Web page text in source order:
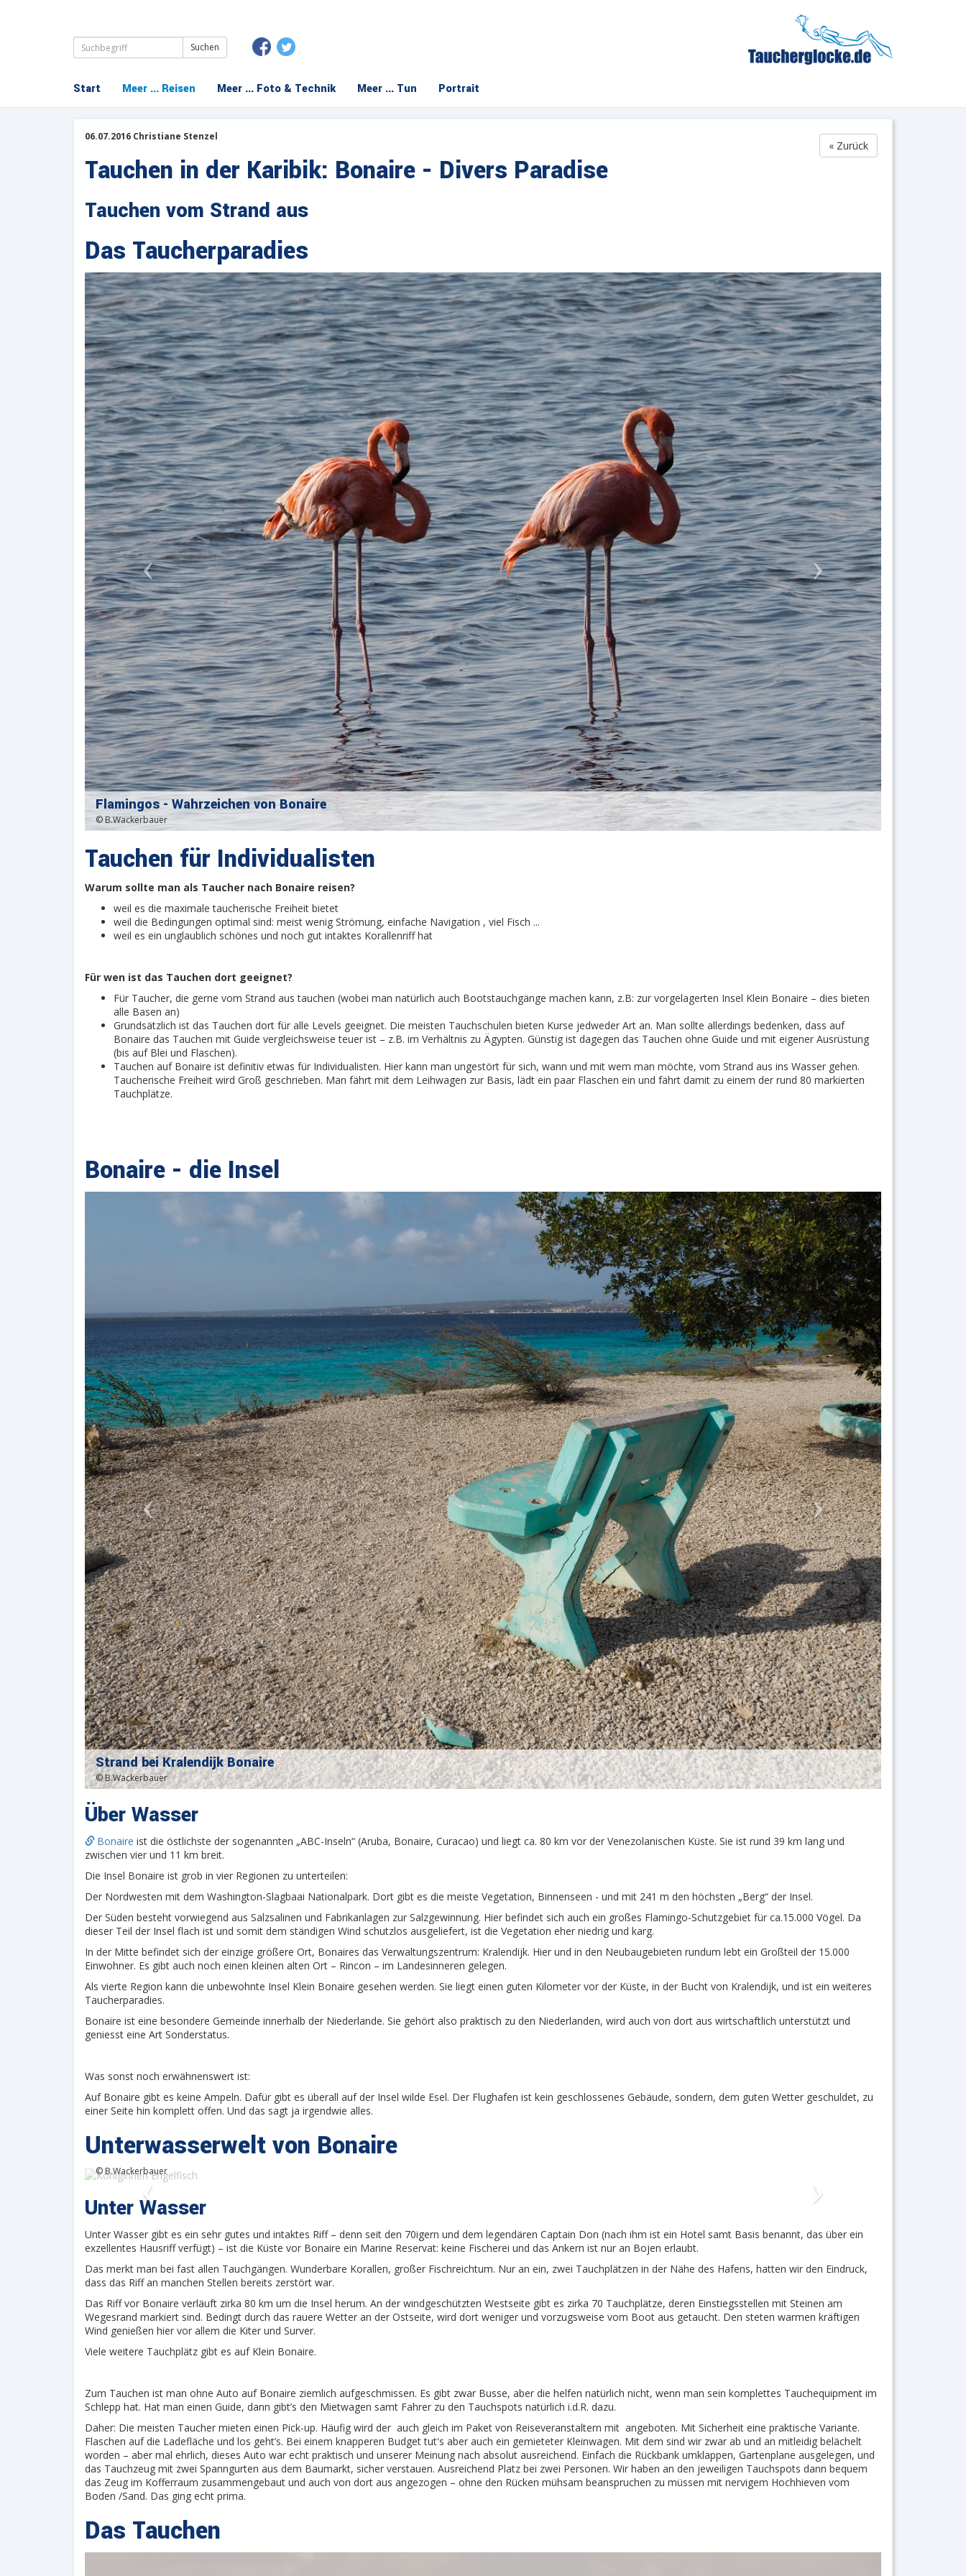
Suchbegriffe
überspringen
Start Meer ... Reisen Meer ... Foto & Technik Meer ... Tun Portrait
« Zurück
06.07.2016 Christiane Stenzel
Tauchen in der Karibik: Bonaire - Divers Paradise
Tauchen vom Strand aus
Das Taucherparadies
Flamingos - Wahrzeichen von Bonaire
© B.Wackerbauer
Tauchen für Individualisten
Warum sollte man als Taucher nach Bonaire reisen?
weil es die maximale taucherische Freiheit bietet
weil die Bedingungen optimal sind: meist wenig Strömung, einfache Navigation , viel Fisch ...
weil es ein unglaublich schönes und noch gut intaktes Korallenriff hat
Für wen ist das Tauchen dort geeignet?
Für Taucher, die gerne vom Strand aus tauchen (wobei man natürlich auch Bootstauchgänge machen kann, z.B: zur vorgelagerten Insel Klein Bonaire – dies bieten
alle Basen an)
Grundsätzlich ist das Tauchen dort für alle Levels geeignet. Die meisten Tauchschulen bieten Kurse jedweder Art an. Man sollte allerdings bedenken, dass auf
Bonaire das Tauchen mit Guide vergleichsweise teuer ist – z.B. im Verhältnis zu Ägypten. Günstig ist dagegen das Tauchen ohne Guide und mit eigener Ausrüstung
(bis auf Blei und Flaschen).
Tauchen auf Bonaire ist definitiv etwas für Individualisten. Hier kann man ungestört für sich, wann und mit wem man möchte, vom Strand aus ins Wasser gehen.
Taucherische Freiheit wird Groß geschrieben. Man fährt mit dem Leihwagen zur Basis, lädt ein paar Flaschen ein und fährt damit zu einem der rund 80 markierten
Tauchplätze.
Bonaire - die Insel
Strand bei Kralendijk Bonaire
© B.Wackerbauer
Über Wasser
Bonaire ist die östlichste der sogenannten „ABC-Inseln“ (Aruba, Bonaire, Curacao) und liegt ca. 80 km vor der Venezolanischen Küste. Sie ist rund 39 km lang und
zwischen vier und 11 km breit.
Die Insel Bonaire ist grob in vier Regionen zu unterteilen:
Der Nordwesten mit dem Washington-Slagbaai Nationalpark. Dort gibt es die meiste Vegetation, Binnenseen - und mit 241 m den höchsten „Berg“ der Insel.
Der Süden besteht vorwiegend aus Salzsalinen und Fabrikanlagen zur Salzgewinnung. Hier befindet sich auch ein großes Flamingo-Schutzgebiet für ca.15.000 Vögel. Da
dieser Teil der Insel flach ist und somit dem ständigen Wind schutzlos ausgeliefert, ist die Vegetation eher niedrig und karg.
In der Mitte befindet sich der einzige größere Ort, Bonaires das Verwaltungszentrum: Kralendijk. Hier und in den Neubaugebieten rundum lebt ein Großteil der 15.000
Einwohner. Es gibt auch noch einen kleinen alten Ort – Rincon – im Landesinneren gelegen.
Als vierte Region kann die unbewohnte Insel Klein Bonaire gesehen werden. Sie liegt einen guten Kilometer vor der Küste, in der Bucht von Kralendijk, und ist ein weiteres
Taucherparadies.
Bonaire ist eine besondere Gemeinde innerhalb der Niederlande. Sie gehört also praktisch zu den Niederlanden, wird auch von dort aus wirtschaftlich unterstützt und
geniesst eine Art Sonderstatus.
Was sonst noch erwähnenswert ist:
Auf Bonaire gibt es keine Ampeln. Dafür gibt es überall auf der Insel wilde Esel. Der Flughafen ist kein geschlossenes Gebäude, sondern, dem guten Wetter geschuldet, zu
einer Seite hin komplett offen. Und das sagt ja irgendwie alles.
Unterwasserwelt von Bonaire
Königinnen Engelfisch
© B.Wackerbauer
Unter Wasser
Unter Wasser gibt es ein sehr gutes und intaktes Riff – denn seit den 70igern und dem legendären Captain Don (nach ihm ist ein Hotel samt Basis benannt, das über ein
exzellentes Hausriff verfügt) – ist die Küste vor Bonaire ein Marine Reservat: keine Fischerei und das Ankern ist nur an Bojen erlaubt.
Das merkt man bei fast allen Tauchgängen. Wunderbare Korallen, großer Fischreichtum. Nur an ein, zwei Tauchplätzen in der Nähe des Hafens, hatten wir den Eindruck,
dass das Riff an manchen Stellen bereits zerstört war.
Das Riff vor Bonaire verläuft zirka 80 km um die Insel herum. An der windgeschützten Westseite gibt es zirka 70 Tauchplätze, deren Einstiegsstellen mit Steinen am
Wegesrand markiert sind. Bedingt durch das rauere Wetter an der Ostseite, wird dort weniger und vorzugsweise vom Boot aus getaucht. Den steten warmen kräftigen
Wind genießen hier vor allem die Kiter und Surver.
Viele weitere Tauchplätz gibt es auf Klein Bonaire.
Zum Tauchen ist man ohne Auto auf Bonaire ziemlich aufgeschmissen. Es gibt zwar Busse, aber die helfen natürlich nicht, wenn man sein komplettes Tauchequipment im
Schlepp hat. Hat man einen Guide, dann gibt’s den Mietwagen samt Fahrer zu den Tauchspots natürlich i.d.R. dazu.
Daher: Die meisten Taucher mieten einen Pick-up. Häufig wird der auch gleich im Paket von Reiseveranstaltern mit angeboten. Mit Sicherheit eine praktische Variante.
Flaschen auf die Ladefläche und los geht’s. Bei einem knapperen Budget tut's aber auch ein gemieteter Kleinwagen. Mit dem sind wir zwar ab und an mitleidig belächelt
worden – aber mal ehrlich, dieses Auto war echt praktisch und unserer Meinung nach absolut ausreichend. Einfach die Rückbank umklappen, Gartenplane ausgelegen, und
das Tauchzeug mit zwei Spanngurten aus dem Baumarkt, sicher verstauen. Ausreichend Platz bei zwei Personen. Wir haben an den jeweiligen Tauchspots dann bequem
das Zeug im Kofferraum zusammengebaut und auch von dort aus angezogen – ohne den Rücken mühsam beanspruchen zu müssen mit nervigem Hochhieven vom
Boden /Sand. Das ging echt prima.
Das Tauchen